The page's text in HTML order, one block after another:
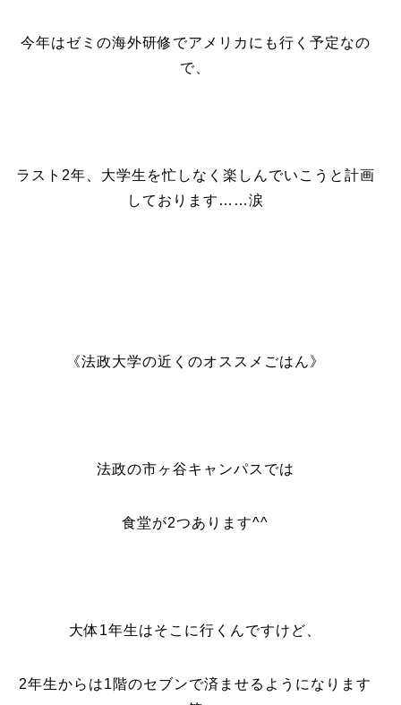
今年はゼミの海外研修でアメリカにも行く予定なの
で、
ラスト2年、大学生を忙しなく楽しんでいこうと計画
しております……涙
《法政大学の近くのオススメごはん》
法政の市ヶ谷キャンパスでは
食堂が2つあります^^
大体1年生はそこに行くんですけど、
2年生からは1階のセブンで済ませるようになります